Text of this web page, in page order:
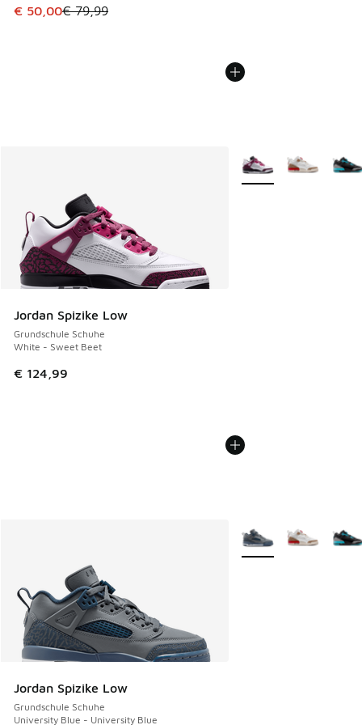
Dieser Artikel ist im Sale. Der Preis ist von € 79,99 auf €
€ 50,00€ 79,99
Jordan Spizike Low
Grundschule Schuhe
White - Sweet Beet
€ 124,99
Weitere Farben
Jordan Spizike Low
Grundschule Schuhe
University Blue - University Blue
Weitere Farben